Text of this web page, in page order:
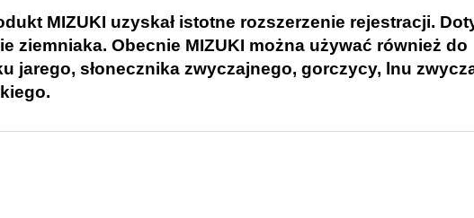
MIZUKI uzyskał istotne rozszerzenie rejestracji.
ziemniaka. Obecnie MIZUKI można używać również do
jarego, słonecznika zwyczajnego, gorczycy, lnu